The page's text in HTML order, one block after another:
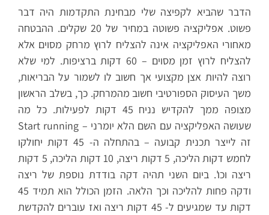
הדבר שהביא לקפיצה שלי מבחינת התקדמות היה דבר
פשוט. אפליקציה פשוטה במחיר של 20 שקלים. ההבטחה
מאחורי האפליקציה אינה להצליח לרוץ מרחק מסוים אלא
להצליח לרוץ זמן מסוים – 60 דקות ברציפות. למי שלא
רוצה להיות אצן מקצועי אך חשוב לו לשמור על הבריאות,
משך העיסוק הספורטיבי חשוב מהמרחק. כך, בשלב הראשון
מצופה ממך להקדיש נניח 45 דקות לפעילות. כל מה
שעושה האפליקציה עם השם הלא יומרני – Start running
זה לייצר תכנית קבועה – בהתחלה ה- 45 דקות יחולקו
לחמש דקות הליכה, 5 דקות ריצה, 10 דקות הליכה, 5 דקות
ריצה וכו'. ביום השני תהיה דקה בודדת נוספת של ריצה
ודקה פחות להליכה וכך הלאה. הזמן הכולל הוא תמיד 45
דקות עד שמגיעים ל- 45 דקות ריצה ואז עוברים להקדשת